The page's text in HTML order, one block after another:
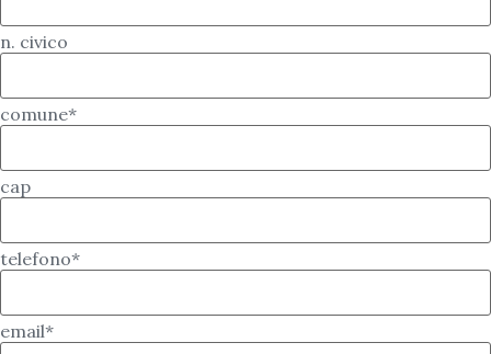
n. civico
comune*
cap
telefono*
email*